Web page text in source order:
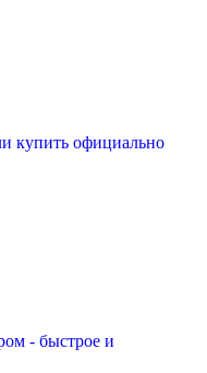
купить официально
- быстрое и